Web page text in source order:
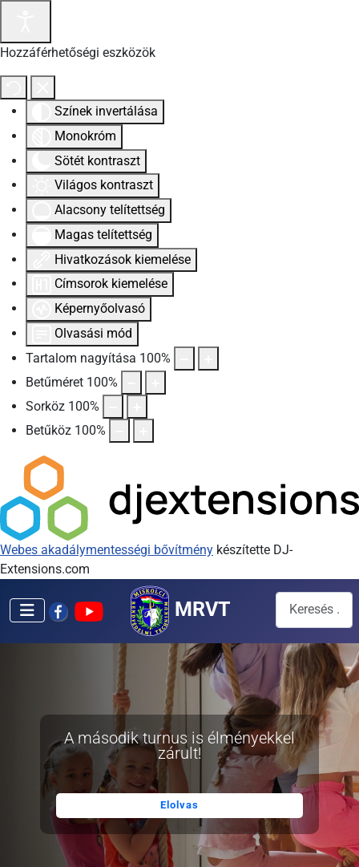
Hozzáférhetőségi eszközök
Színek invertálása
Monokróm
Sötét kontraszt
Világos kontraszt
Alacsony telítettség
Magas telítettség
Hivatkozások kiemelése
Címsorok kiemelése
Képernyőolvasó
Olvasási mód
Tartalom nagyítása 100%
Betűméret 100%
Sorköz 100%
Betűköz 100%
Webes akadálymentességi bővítmény készítette DJ-
Extensions.com
MRVT Keresés...
A második turnus is élményekkel
zárult!
Elolvas